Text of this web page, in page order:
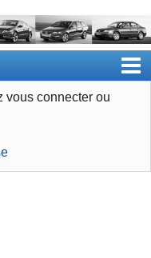
vous connecter ou